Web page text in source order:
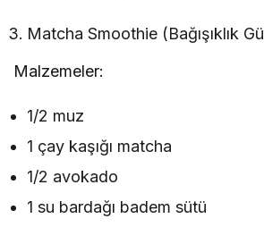
Matcha Smoothie (Bağışıklık
Malzemeler:
1/2 muz
1 çay kaşığı matcha
1/2 avokado
1 su bardağı badem sütü